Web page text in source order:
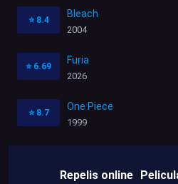
⭐ 8.4
Bleach
2004
⭐ 6.69
Furia
2026
⭐ 8.7
One Piece
1999
Repelis online